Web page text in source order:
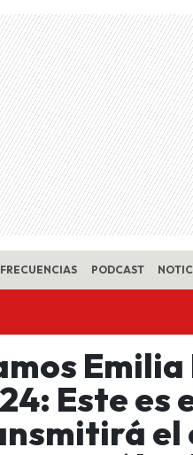
FRECUENCIAS PODCAST
Este es
el